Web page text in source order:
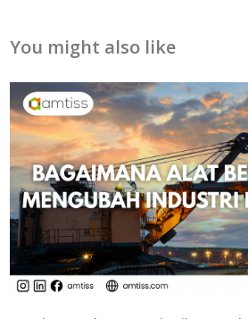
You might also like